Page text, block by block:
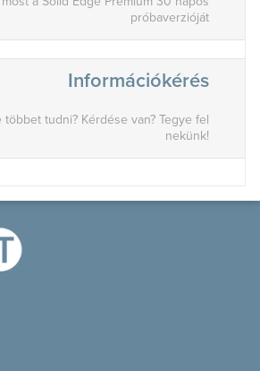
próbaverzióját
Információkérés
többet tudni? Kérdése van? Tegye fel
nekünk!